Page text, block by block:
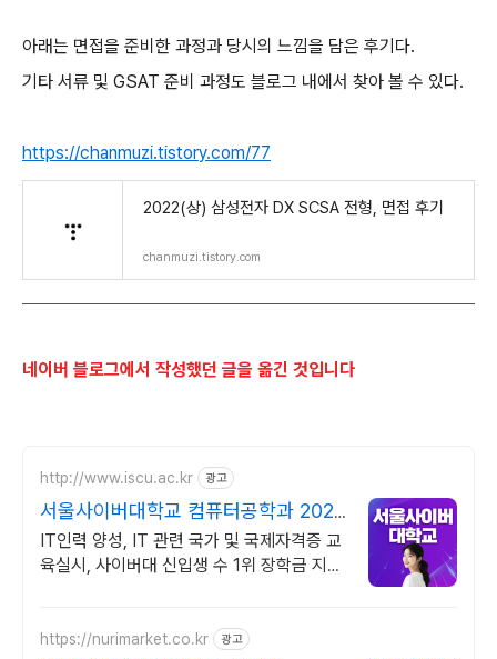
아래는 면접을 준비한 과정과 당시의 느낌을 담은 후기다.
기타 서류 및 GSAT 준비 과정도 블로그 내에서 찾아 볼 수 있다.
https://chanmuzi.tistory.com/77
2022(상) 삼성전자 DX SCSA 전형, 면접 후기
chanmuzi.tistory.com
네이버 블로그에서 작성했던 글을 옮긴 것입니다
http://www.iscu.ac.kr 광고
서울사이버대학교 컴퓨터공학과 2026
가을학기 신편입생
IT인력 양성, IT 관련 국가 및 국제자격증 교
육실시, 사이버대 신입생 수 1위 장학금 지급
https://nurimarket.co.kr 광고